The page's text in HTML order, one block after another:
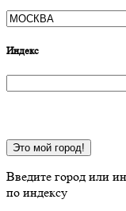
Индекс
Это мой город!
Введите город или
по индексу